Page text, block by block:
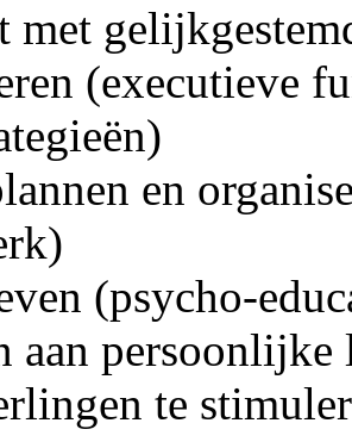
met
(executieve
en
(psycho-
aan persoonlijke
te